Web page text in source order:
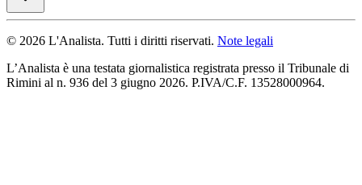
© 2026 L'Analista. Tutti i diritti riservati. Note legali
L’Analista è una testata giornalistica registrata presso il Tribunale di
Rimini al n. 936 del 3 giugno 2026. P.IVA/C.F. 13528000964.